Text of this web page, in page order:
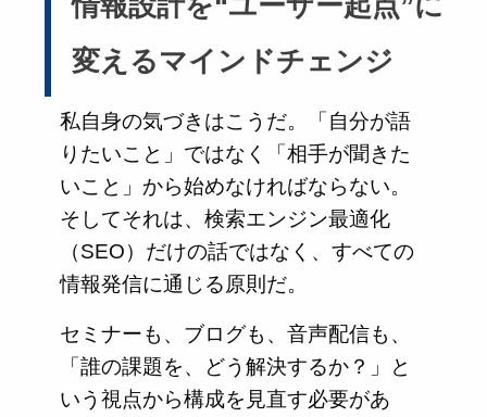
変えるマインドチェンジ
私自身の気づきはこうだ。「自分が語
りたいこと」ではなく「相手が聞きた
いこと」から始めなければならない。
そしてそれは、検索エンジン最適化
（SEO）だけの話ではなく、すべての
情報発信に通じる原則だ。
セミナーも、ブログも、音声配信も、
「誰の課題を、どう解決するか？」と
いう視点から構成を見直す必要があ